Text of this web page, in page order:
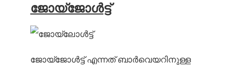
ജോയ്ജോൾട്ട്
ജോയ്‌ജോൾട്ട് എന്നത് ബാർവെയറിനുള്ള